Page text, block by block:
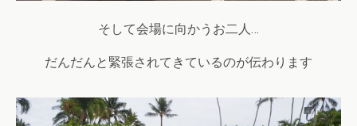
そして会場に向かうお二人…
だんだんと緊張されてきているのが伝わります